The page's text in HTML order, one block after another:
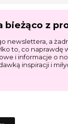
bieżąco z
newslettera, a
to, co naprawdę
i informacje o
inspiracji i